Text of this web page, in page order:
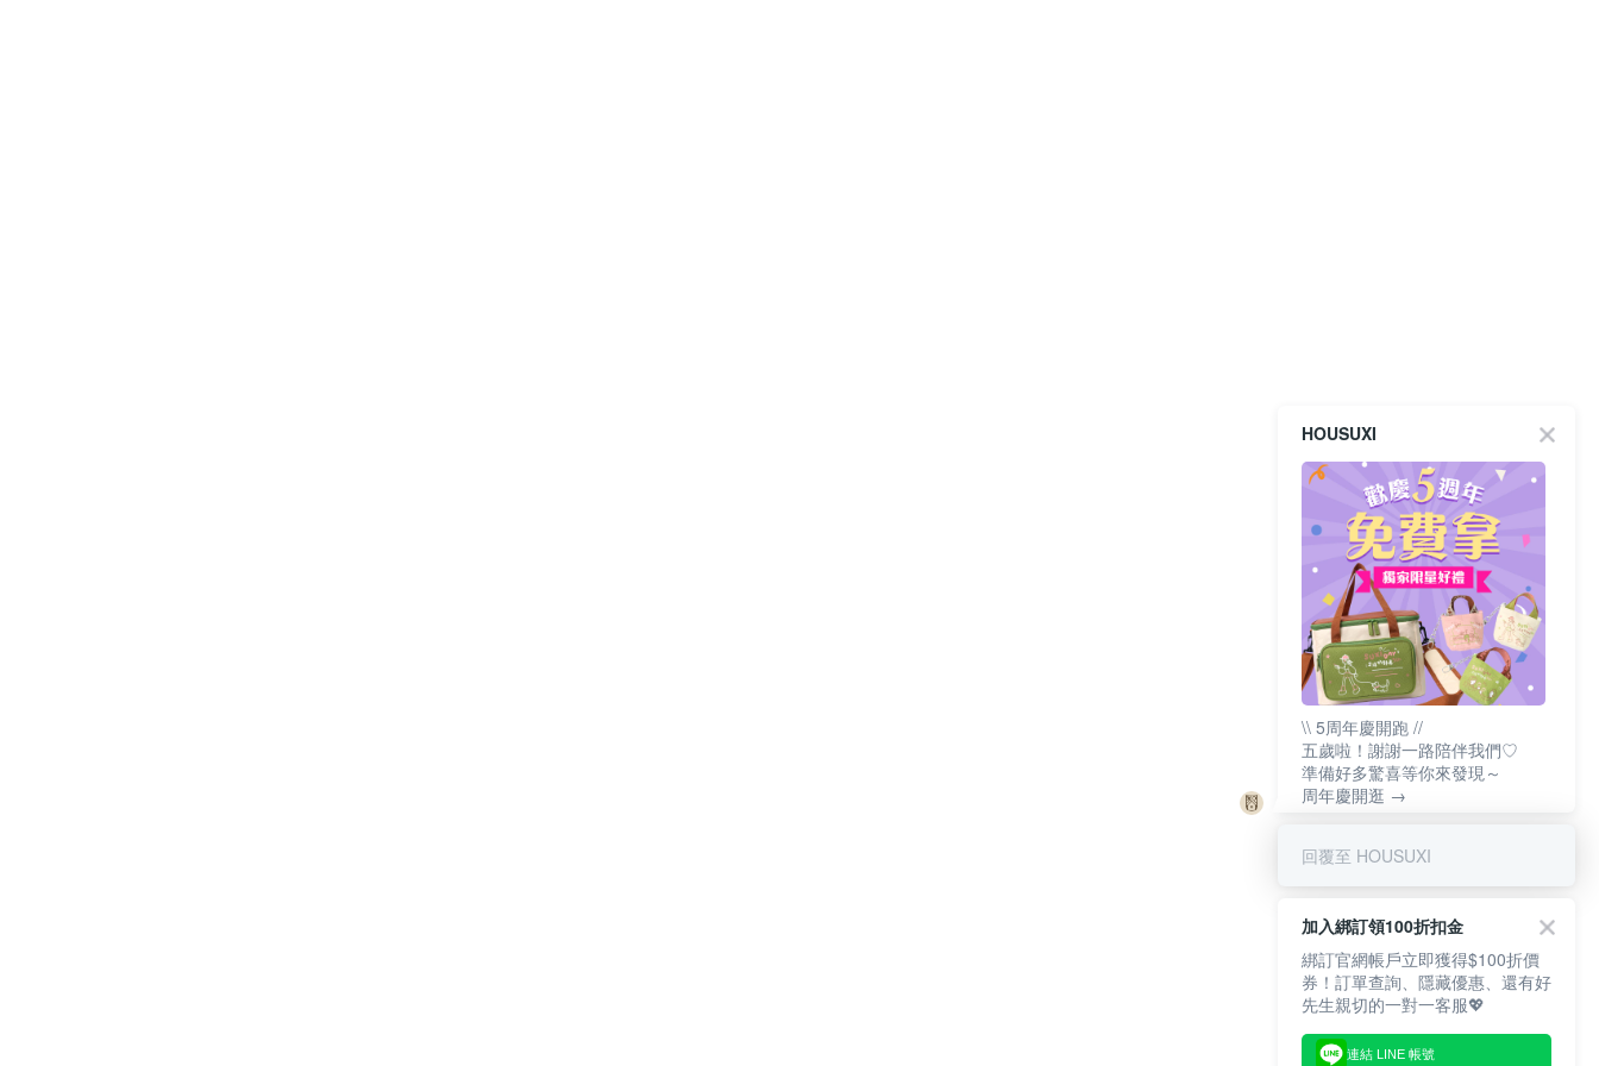
HOUSUXI
\\ 5周年慶開跑 //
五歲啦！謝謝一路陪伴我們♡
準備好多驚喜等你來發現～
周年慶開逛 →
回覆至 HOUSUXI
加入綁訂領100折扣金
綁訂官網帳戶立即獲得$100折價
券！訂單查詢、隱藏優惠、還有好
先生親切的一對一客服💖
連結 LINE 帳號